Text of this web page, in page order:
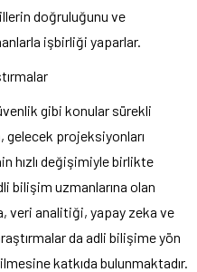
doğruluğunu ve
işbirliği yaparlar.
gibi konular sürekli
gelecek projeksiyonları
hızlı değişimiyle birlikte
bilişim uzmanlarına olan
veri analitiği, yapay zeka ve
da adli bilişime yön
katkıda bulunmaktadır.